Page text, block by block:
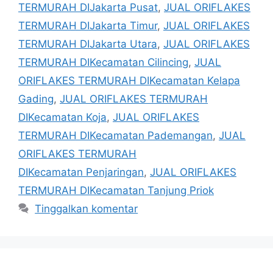
TERMURAH DIJakarta Pusat, JUAL ORIFLAKES
TERMURAH DIJakarta Timur, JUAL ORIFLAKES
TERMURAH DIJakarta Utara, JUAL ORIFLAKES
TERMURAH DIKecamatan Cilincing, JUAL
ORIFLAKES TERMURAH DIKecamatan Kelapa
Gading, JUAL ORIFLAKES TERMURAH
DIKecamatan Koja, JUAL ORIFLAKES
TERMURAH DIKecamatan Pademangan, JUAL
ORIFLAKES TERMURAH
DIKecamatan Penjaringan, JUAL ORIFLAKES
TERMURAH DIKecamatan Tanjung Priok
Tinggalkan komentar